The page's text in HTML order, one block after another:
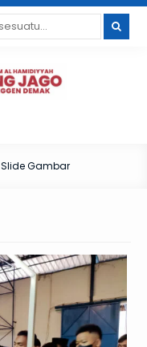
Slide Gambar